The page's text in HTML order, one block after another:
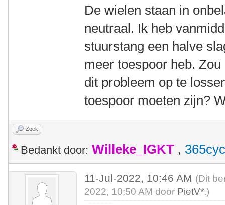
De wielen staan in
neutraal. Ik heb
stuurstang een halve
meer toespoor heb.
dit probleem op te
toespoor moeten zijn?
Zoek
Bedankt door: Willeke_IGKT ,
11-Jul-2022, 10:46 AM (Dit
2022, 10:50 AM door PietV*.)